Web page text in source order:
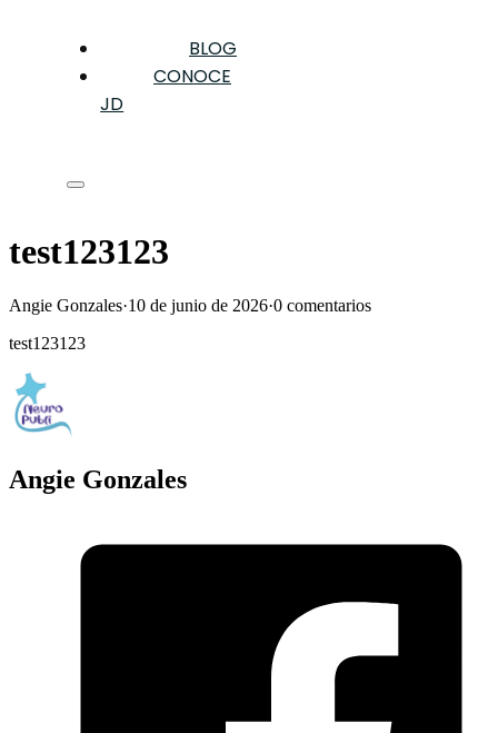
BLOG
CONOCE
JD
test123123
Angie Gonzales·10 de junio de 2026·0 comentarios
test123123
Angie Gonzales